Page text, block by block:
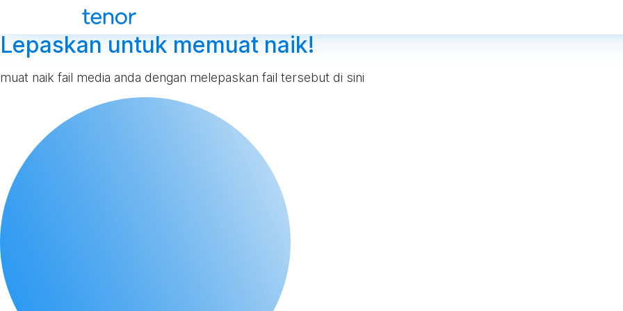
Lepaskan untuk memuat naik!
muat naik fail media anda dengan melepaskan fail tersebut di sini